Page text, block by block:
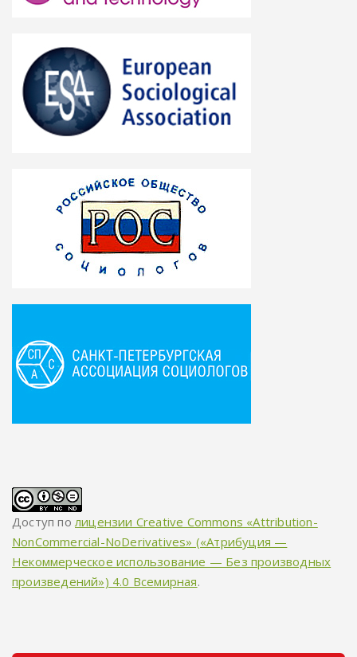
Доступ полицензии Creative Commons «Attribution-
NonCommercial-NoDerivatives» («Атрибуция —
Некоммерческое использование — Без производных
произведений») 4.0 Всемирная.